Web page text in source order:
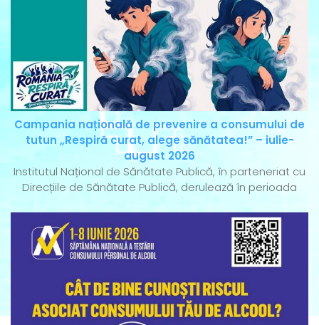
Campania națională de prevenire a consumului de
tutun „Respiră curat, alege sănătatea!” – iulie-
august 2026
Institutul Național de Sănătate Publică, în parteneriat cu
Direcțiile de Sănătate Publică, derulează în perioada